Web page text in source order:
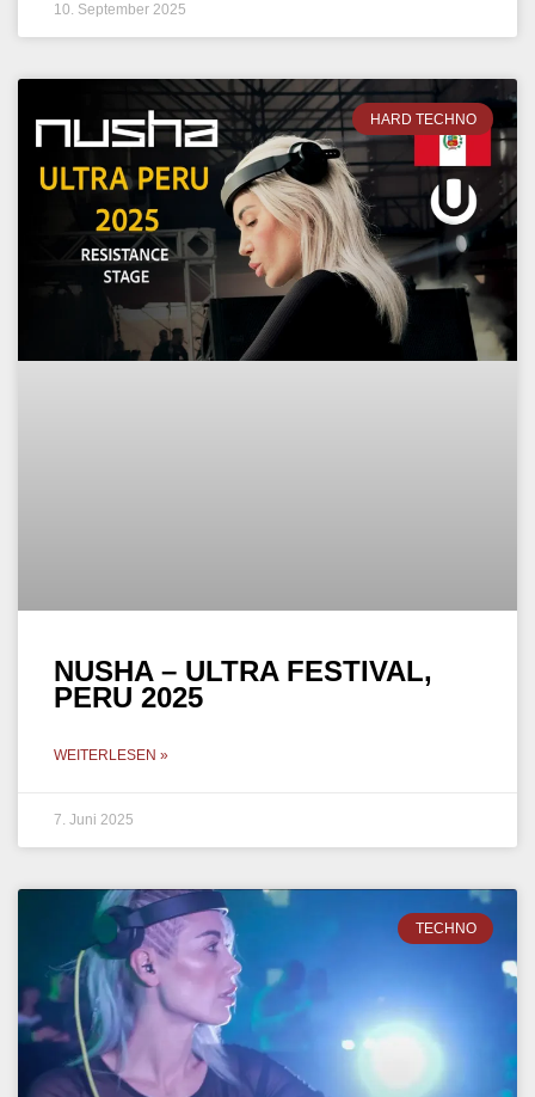
10. September 2025
HARD TECHNO
NUSHA – ULTRA FESTIVAL,
PERU 2025
WEITERLESEN »
7. Juni 2025
TECHNO